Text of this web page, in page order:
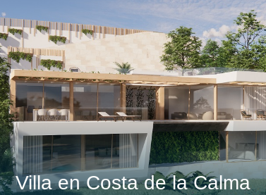
Villa en Costa de la Calma